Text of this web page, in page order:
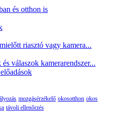
és otthon is
riasztó vagy kamera...
válaszok kamerarendszer...
mozgásérzékelő okosotthon okos
távoli ellenőrzés